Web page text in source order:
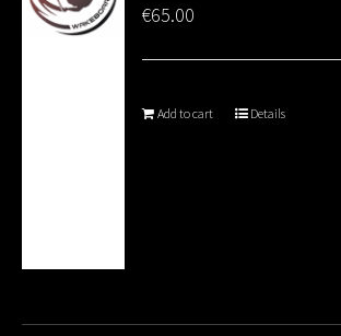
€65.00
Add to cart Details